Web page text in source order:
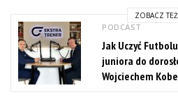
ZOBACZ TEŻ
PODCAST
Jak Uczyć
juniora do
Wojciechem